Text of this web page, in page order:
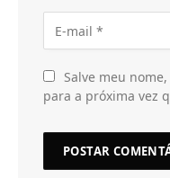
Salve meu
para a próxima vez